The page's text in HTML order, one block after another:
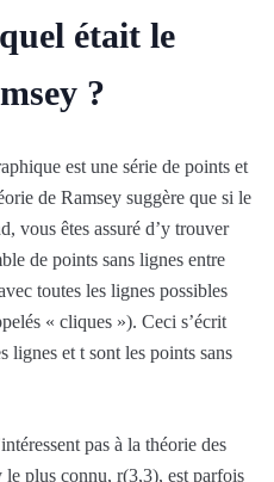
était le
?
est une série de points et
de Ramsey suggère que si le
vous êtes assuré d’y trouver
de points sans lignes entre
toutes les lignes possibles
« cliques »). Ceci s’écrit
lignes et t sont les points sans
pas à la théorie des
le plus connu, r(3,3), est parfois